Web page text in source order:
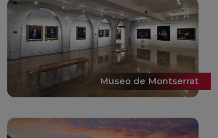
Museo de Montserrat